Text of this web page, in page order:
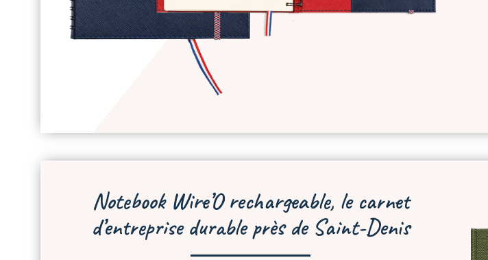
Notebook Wire’O rechargeable, le carnet
d’entreprise durable près de Saint-Denis